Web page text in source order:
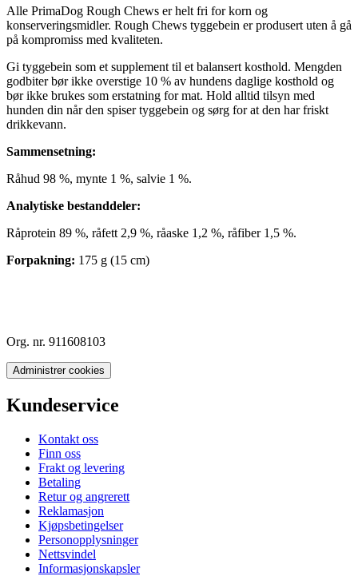
Alle PrimaDog Rough Chews er helt fri for korn og
konserveringsmidler. Rough Chews tyggebein er produsert uten å gå
på kompromiss med kvaliteten.
Gi tyggebein som et supplement til et balansert kosthold. Mengden
godbiter bør ikke overstige 10 % av hundens daglige kosthold og
bør ikke brukes som erstatning for mat. Hold alltid tilsyn med
hunden din når den spiser tyggebein og sørg for at den har friskt
drikkevann.
Sammensetning:
Råhud 98 %, mynte 1 %, salvie 1 %.
Analytiske bestanddeler:
Råprotein 89 %, råfett 2,9 %, råaske 1,2 %, råfiber 1,5 %.
Forpakning: 175 g (15 cm)
Org. nr. 911608103
Administrer cookies
Kundeservice
Kontakt oss
Finn oss
Frakt og levering
Betaling
Retur og angrerett
Reklamasjon
Kjøpsbetingelser
Personopplysninger
Nettsvindel
Informasjonskapsler